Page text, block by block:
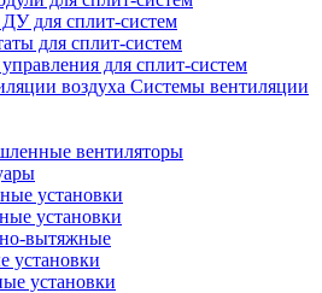
для сплит-систем
для сплит-систем
для сплит-систем
Системы вентиляции
вентиляторы
установки
установки
вытяжные
установки
установки